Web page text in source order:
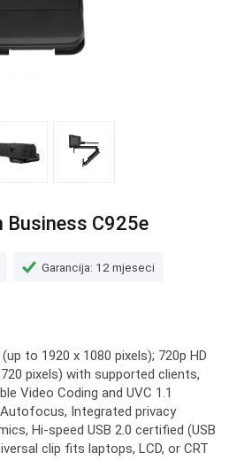
Business C925e
Garancija: 12 mjeseci
to 1920 x 1080 pixels); 720p HD
pixels) with supported clients,
Video Coding and UVC 1.1
Integrated privacy
Hi-speed USB 2.0 certified (USB
clip fits laptops, LCD, or CRT